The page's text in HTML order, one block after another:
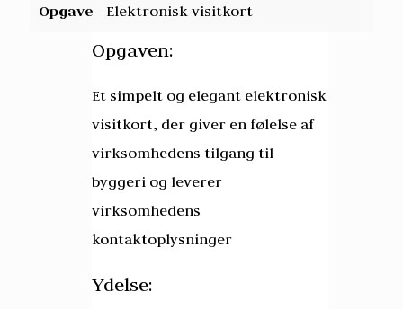
Opgave Elektronisk visitkort
Opgaven:
Et simpelt og elegant elektronisk
visitkort, der giver en følelse af
virksomhedens tilgang til
byggeri og leverer
virksomhedens
kontaktoplysninger
Ydelse: